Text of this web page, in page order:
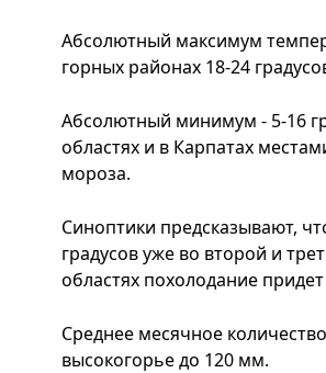
Абсолютный максимум
горных районах 18-24
Абсолютный минимум - 5-16
областях и в Карпатах
мороза.
Синоптики предсказывают,
градусов уже во второй и
областях похолодание
Среднее месячное
высокогорье до 120 мм.